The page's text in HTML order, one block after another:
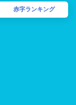
赤字ランキング